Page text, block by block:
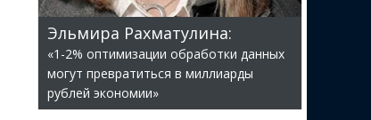
Эльмира Рахматулина:
«1-2% оптимизации обработки данных
могут превратиться в миллиарды
рублей экономии»